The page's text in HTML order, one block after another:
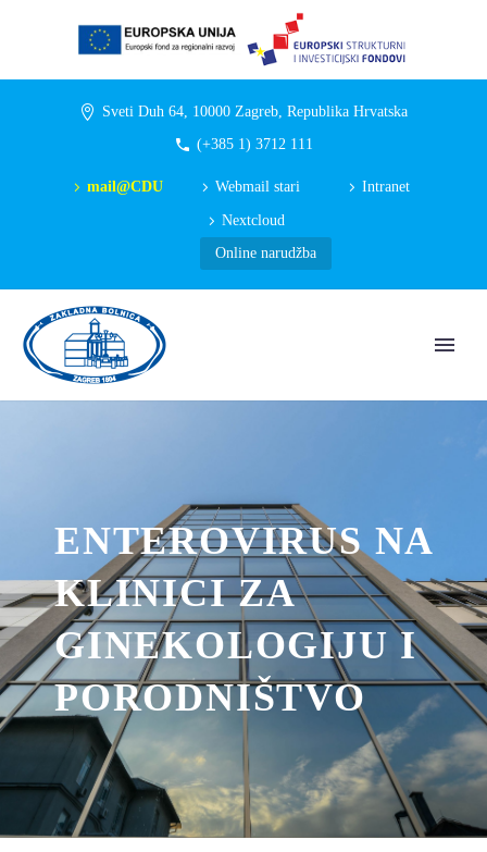
Sveti Duh 64, 10000 Zagreb, Republika Hrvatska
(+385 1) 3712 111
mail@CDU Webmail stari Intranet
Nextcloud
Online narudžba
ENTEROVIRUS NA
KLINICI ZA
GINEKOLOGIJU I
PORODNIŠTVO